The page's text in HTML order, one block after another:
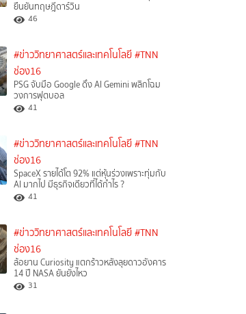
ยืนยันทฤษฎีดาร์วิน
46
#ข่าววิทยาศาสตร์และเทคโนโลยี #TNN
ช่อง16
PSG จับมือ Google ดึง AI Gemini พลิกโฉม
วงการฟุตบอล
41
#ข่าววิทยาศาสตร์และเทคโนโลยี #TNN
ช่อง16
SpaceX รายได้โต 92% แต่หุ้นร่วงเพราะทุ่มกับ
AI มากไป มีธุรกิจเดียวที่ได้กำไร ?
41
#ข่าววิทยาศาสตร์และเทคโนโลยี #TNN
ช่อง16
ล้อยาน Curiosity แตกร้าวหลังลุยดาวอังคาร
14 ปี NASA ยันยังไหว
31